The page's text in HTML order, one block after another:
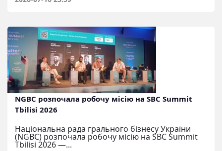
NGBC розпочала робочу місію на SBC Summit
Tbilisi 2026
Національна рада грального бізнесу України
(NGBC) розпочала робочу місію на SBC Summit
Tbilisi 2026 —...